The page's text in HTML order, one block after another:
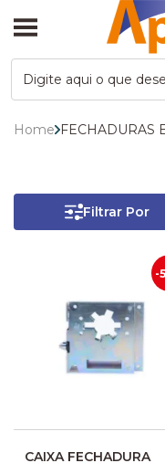
Home FECHADURAS
Filtrar Por
-
CAIXA FECHADURA